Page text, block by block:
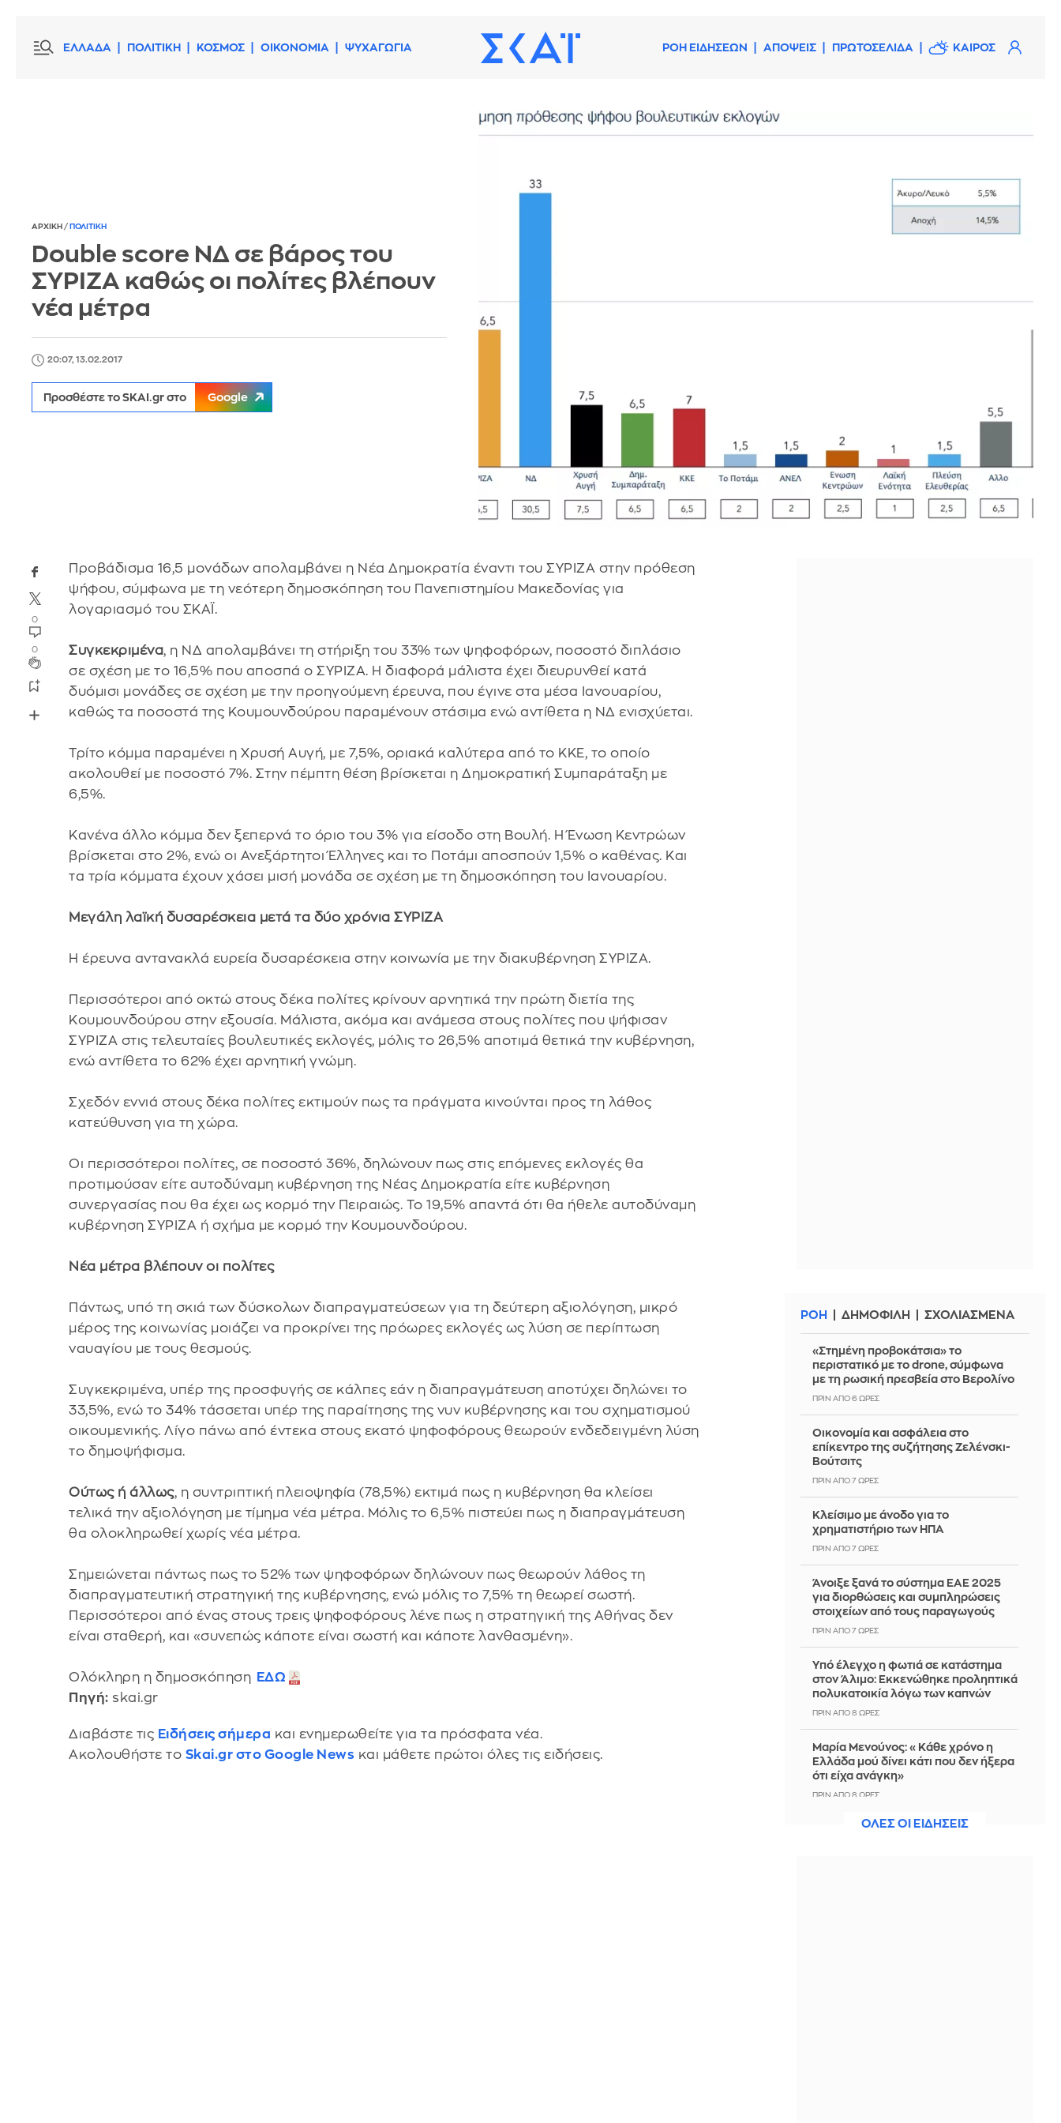
ΕΛΛΑΔΑ ΠΟΛΙΤΙΚΗ ΚΟΣΜΟΣ ΟΙΚΟΝΟΜΙΑ ΨΥΧΑΓΩΓΙΑ ΡΟΗ ΕΙΔΗΣΕΩΝ ΑΠΟΨΕΙΣ ΠΡΩΤΟΣΕΛΙΔΑ ΚΑΙΡΟΣ
ΑΡΧΙΚΗ / ΠΟΛΙΤΙΚΗ
Double score ΝΔ σε βάρος του
ΣΥΡΙΖΑ καθώς οι πολίτες βλέπουν
νέα μέτρα
20:07, 13.02.2017
Προσθέστε το SKAI.gr στο Google
0
0
Προβάδισμα 16,5 μονάδων απολαμβάνει η Νέα Δημοκρατία έναντι του ΣΥΡΙΖΑ στην πρόθεση
ψήφου, σύμφωνα με τη νεότερη δημοσκόπηση του Πανεπιστημίου Μακεδονίας για
λογαριασμό του ΣΚΑΪ.
Συγκεκριμένα, η ΝΔ απολαμβάνει τη στήριξη του 33% των ψηφοφόρων, ποσοστό διπλάσιο
σε σχέση με το 16,5% που αποσπά ο ΣΥΡΙΖΑ. Η διαφορά μάλιστα έχει διευρυνθεί κατά
δυόμισι μονάδες σε σχέση με την προηγούμενη έρευνα, που έγινε στα μέσα Ιανουαρίου,
καθώς τα ποσοστά της Κουμουνδούρου παραμένουν στάσιμα ενώ αντίθετα η ΝΔ ενισχύεται.
Τρίτο κόμμα παραμένει η Χρυσή Αυγή, με 7,5%, οριακά καλύτερα από το ΚΚΕ, το οποίο
ακολουθεί με ποσοστό 7%. Στην πέμπτη θέση βρίσκεται η Δημοκρατική Συμπαράταξη με
6,5%.
Κανένα άλλο κόμμα δεν ξεπερνά το όριο του 3% για είσοδο στη Βουλή. Η Ένωση Κεντρώων
βρίσκεται στο 2%, ενώ οι Ανεξάρτητοι Έλληνες και το Ποτάμι αποσπούν 1,5% ο καθένας. Και
τα τρία κόμματα έχουν χάσει μισή μονάδα σε σχέση με τη δημοσκόπηση του Ιανουαρίου.
Μεγάλη λαϊκή δυσαρέσκεια μετά τα δύο χρόνια ΣΥΡΙΖΑ
Η έρευνα αντανακλά ευρεία δυσαρέσκεια στην κοινωνία με την διακυβέρνηση ΣΥΡΙΖΑ.
Περισσότεροι από οκτώ στους δέκα πολίτες κρίνουν αρνητικά την πρώτη διετία της
Κουμουνδούρου στην εξουσία. Μάλιστα, ακόμα και ανάμεσα στους πολίτες που ψήφισαν
ΣΥΡΙΖΑ στις τελευταίες βουλευτικές εκλογές, μόλις το 26,5% αποτιμά θετικά την κυβέρνηση,
ενώ αντίθετα το 62% έχει αρνητική γνώμη.
Σχεδόν εννιά στους δέκα πολίτες εκτιμούν πως τα πράγματα κινούνται προς τη λάθος
κατεύθυνση για τη χώρα.
Οι περισσότεροι πολίτες, σε ποσοστό 36%, δηλώνουν πως στις επόμενες εκλογές θα
προτιμούσαν είτε αυτοδύναμη κυβέρνηση της Νέας Δημοκρατία είτε κυβέρνηση
συνεργασίας που θα έχει ως κορμό την Πειραιώς. Το 19,5% απαντά ότι θα ήθελε αυτοδύναμη
κυβέρνηση ΣΥΡΙΖΑ ή σχήμα με κορμό την Κουμουνδούρου.
Νέα μέτρα βλέπουν οι πολίτες
Πάντως, υπό τη σκιά των δύσκολων διαπραγματεύσεων για τη δεύτερη αξιολόγηση, μικρό
μέρος της κοινωνίας μοιάζει να προκρίνει της πρόωρες εκλογές ως λύση σε περίπτωση
ναυαγίου με τους θεσμούς.
Συγκεκριμένα, υπέρ της προσφυγής σε κάλπες εάν η διαπραγμάτευση αποτύχει δηλώνει το
33,5%, ενώ το 34% τάσσεται υπέρ της παραίτησης της νυν κυβέρνησης και του σχηματισμού
οικουμενικής. Λίγο πάνω από έντεκα στους εκατό ψηφοφόρους θεωρούν ενδεδειγμένη λύση
το δημοψήφισμα.
Ούτως ή άλλως, η συντριπτική πλειοψηφία (78,5%) εκτιμά πως η κυβέρνηση θα κλείσει
τελικά την αξιολόγηση με τίμημα νέα μέτρα. Μόλις το 6,5% πιστεύει πως η διαπραγμάτευση
θα ολοκληρωθεί χωρίς νέα μέτρα.
Σημειώνεται πάντως πως το 52% των ψηφοφόρων δηλώνουν πως θεωρούν λάθος τη
διαπραγματευτική στρατηγική της κυβέρνησης, ενώ μόλις το 7,5% τη θεωρεί σωστή.
Περισσότεροι από ένας στους τρεις ψηφοφόρους λένε πως η στρατηγική της Αθήνας δεν
είναι σταθερή, και «συνεπώς κάποτε είναι σωστή και κάποτε λανθασμένη».
Ολόκληρη η δημοσκόπηση ΕΔΩ
Πηγή: skai.gr
Διαβάστε τις Ειδήσεις σήμερα και ενημερωθείτε για τα πρόσφατα νέα.
Ακολουθήστε το Skai.gr στο Google News και μάθετε πρώτοι όλες τις ειδήσεις.
ΡΟΗ ΔΗΜΟΦΙΛΗ ΣΧΟΛΙΑΣΜΕΝΑ
«Στημένη προβοκάτσια» το
περιστατικό με το drone, σύμφωνα
με τη ρωσική πρεσβεία στο Βερολίνο
ΠΡΙΝ ΑΠΌ 6 ΏΡΕΣ
Οικονομία και ασφάλεια στο
επίκεντρο της συζήτησης Ζελένσκι-
Βούτσιτς
ΠΡΙΝ ΑΠΌ 7 ΏΡΕΣ
Κλείσιμο με άνοδο για το
χρηματιστήριο των ΗΠΑ
ΠΡΙΝ ΑΠΌ 7 ΏΡΕΣ
Άνοιξε ξανά το σύστημα ΕΑΕ 2025
για διορθώσεις και συμπληρώσεις
στοιχείων από τους παραγωγούς
ΠΡΙΝ ΑΠΌ 7 ΏΡΕΣ
Yπό έλεγχο η φωτιά σε κατάστημα
στον Άλιμο: Εκκενώθηκε προληπτικά
πολυκατοικία λόγω των καπνών
ΠΡΙΝ ΑΠΌ 8 ΏΡΕΣ
Μαρία Μενούνος: «Κάθε χρόνο η
Ελλάδα μού δίνει κάτι που δεν ήξερα
ότι είχα ανάγκη»
ΠΡΙΝ ΑΠΌ 8 ΏΡΕΣ
Η ξηρασία απειλεί την
ΟΛΕΣ ΟΙ ΕΙΔΗΣΕΙΣ